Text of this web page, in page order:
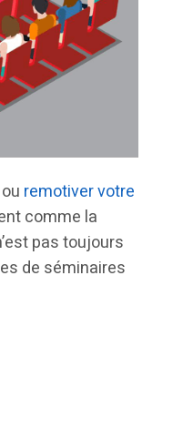
remotiver votre
comme la
pas toujours
de séminaires